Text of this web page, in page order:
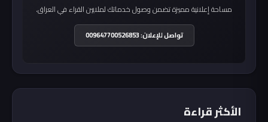
مساحة إعلانية مميزة تضمن وصول خدماتك لملايين القراء في العراق.
تواصل للإعلان: 009647700526853
الأكثر قراءة